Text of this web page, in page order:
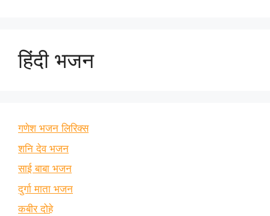
हिंदी भजन
गणेश भजन लिरिक्स
शनि देव भजन
साई बाबा भजन
दुर्गा माता भजन
कबीर दोहे